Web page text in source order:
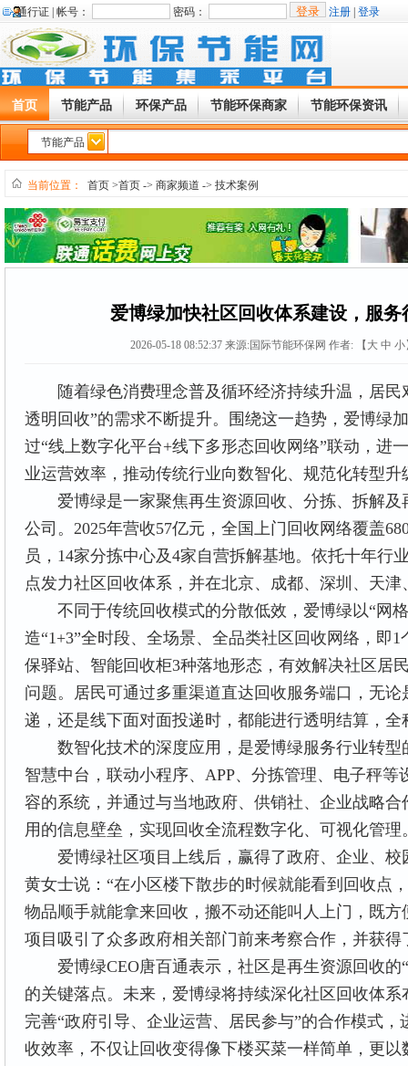
通行证 | 帐号： 密码： 注册 登录
首页 节能产品 环保产品 节能环保商家 节能环保资讯
节能产品
当前位置： 首页 >首页 -> 商家频道 -> 技术案例
爱博绿加快社区回收体系建设，服务
2026-05-18 08:52:37来源:国际节能环保网 作者: 【 大 中 小
随着绿色消费理念普及循环经济持续升温，居民
透明回收”的需求不断提升。围绕这一趋势，爱博绿
过“线上数字化平台+线下多形态回收网络”联动，进
业运营效率，推动传统行业向数智化、规范化转型升
爱博绿是一家聚焦再生资源回收、分拣、拆解及
公司。2025年营收57亿元，全国上门回收网络覆盖
员，14家分拣中心及4家自营拆解基地。依托十年行
点发力社区回收体系，并在北京、成都、深圳、天
不同于传统回收模式的分散低效，爱博绿以“网格
造“1+3”全时段、全场景、全品类社区回收网络，即
保驿站、智能回收柜3种落地形态，有效解决社区居
问题。居民可通过多重渠道直达回收服务端口，无
递，还是线下面对面投递时，都能进行透明结算，
数智化技术的深度应用，是爱博绿服务行业转型
智慧中台，联动小程序、APP、分拣管理、电子秤
容的系统，并通过与当地政府、供销社、企业战略
用的信息壁垒，实现回收全流程数字化、可视化管理
爱博绿社区项目上线后，赢得了政府、企业、校
黄女士说：“在小区楼下散步的时候就能看到回收点
物品顺手就能拿来回收，搬不动还能叫人上门，既
项目吸引了众多政府相关部门前来考察合作，并获
爱博绿CEO唐百通表示，社区是再生资源回收的
的关键落点。未来，爱博绿将持续深化社区回收体
完善“政府引导、企业运营、居民参与”的合作模式
收效率，不仅让回收变得像下楼买菜一样简单，更